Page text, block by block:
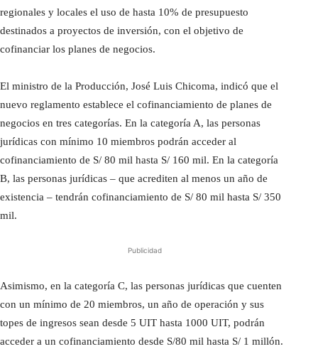
regionales y locales el uso de hasta 10% de presupuesto
destinados a proyectos de inversión, con el objetivo de
cofinanciar los planes de negocios.
El ministro de la Producción, José Luis Chicoma, indicó que el
nuevo reglamento establece el cofinanciamiento de planes de
negocios en tres categorías. En la categoría A, las personas
jurídicas con mínimo 10 miembros podrán acceder al
cofinanciamiento de S/ 80 mil hasta S/ 160 mil. En la categoría
B, las personas jurídicas – que acrediten al menos un año de
existencia – tendrán cofinanciamiento de S/ 80 mil hasta S/ 350
mil.
Publicidad
Asimismo, en la categoría C, las personas jurídicas que cuenten
con un mínimo de 20 miembros, un año de operación y sus
topes de ingresos sean desde 5 UIT hasta 1000 UIT, podrán
acceder a un cofinanciamiento desde S/80 mil hasta S/ 1 millón.